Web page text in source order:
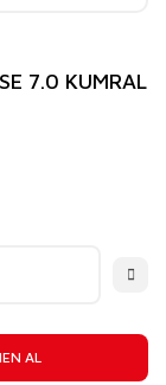
7.0 KUMRAL
AL